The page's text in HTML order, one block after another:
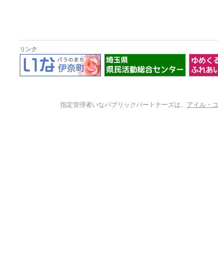
リンク
指定管理者いなパブリックパートナーズは、 アイル・